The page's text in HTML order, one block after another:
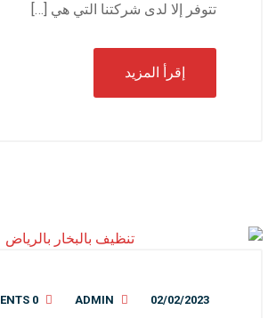
تتوفر إلا لدى شركتنا التي هي […]
إقرأ المزيد
02/02/2023
ADMIN
0 COMMENTS